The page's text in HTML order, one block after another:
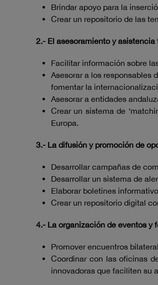
Brindar apoyo para la
Crear un repositorio de las
2.- El asesoramiento y asistencia
Facilitar información sobre
Asesorar a los responsables
fomentar la
Asesorar a entidades
Crear un sistema de
Europa.
3.- La difusión y promoción de
Desarrollar campañas de
Desarrollar un sistema de
Elaborar boletines
Crear un repositorio digital
4.- La organización de eventos y
Promover encuentros
Coordinar con las oficinas
innovadoras que faciliten su